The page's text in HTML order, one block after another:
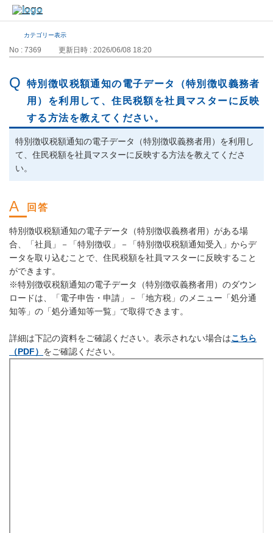
カテゴリー表示
No : 7369 更新日時 : 2026/06/08 18:20
特別徴収税額通知の電子データ（特別徴収義務者
用）を利用して、住民税額を社員マスターに反映
する方法を教えてください。
特別徴収税額通知の電子データ（特別徴収義務者用）を利用し
て、住民税額を社員マスターに反映する方法を教えてくださ
い。
特別徴収税額通知の電子データ（特別徴収義務者用）がある場
合、「社員」－「特別徴収」－「特別徴収税額通知受入」からデ
ータを取り込むことで、住民税額を社員マスターに反映すること
ができます。
※特別徴収税額通知の電子データ（特別徴収義務者用）のダウン
ロードは、「電子申告・申請」－「地方税」のメニュー「処分通
知等」の「処分通知等一覧」で取得できます。
詳細は下記の資料をご確認ください。表示されない場合はこちら
（PDF） をご確認ください。